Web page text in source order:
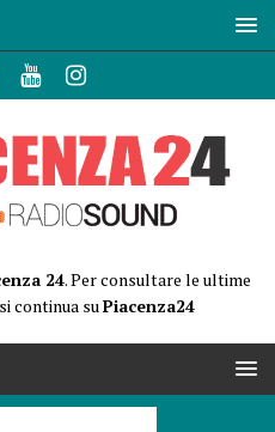
24. Per consultare le ultime
continua suPiacenza24